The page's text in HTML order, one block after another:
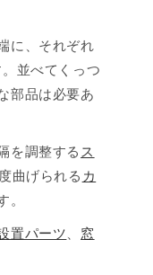
に、それぞれ
並べてくっつ
部品は必要あ
を調整する ス
曲げられる カ
。
置パーツ
窓